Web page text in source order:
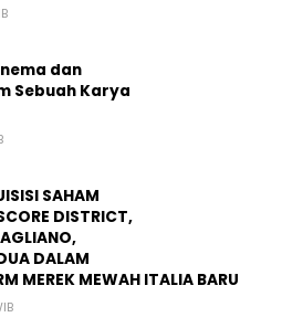
dan
Sebuah Karya
SAHAM
DISTRICT,
DALAM
MEREK MEWAH ITALIA BARU